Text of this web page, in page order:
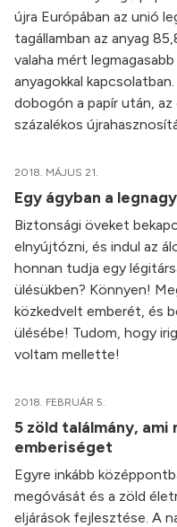
újra Európában az unió
tagállamban az anyag
valaha mért
anyagokkal
dobogón a papír után,
százalékos
2018. MÁJUS 21.
Egy ágyban a
Biztonsági öveket
elnyújtózni, és indul az
honnan tudja egy
ülésükben? Könnyen!
közkedvelt emberét, és
ülésébe! Tudom, hogy
voltam mellette!
2018. FEBRUÁR 5.
5 zöld találmány,
emberiséget
Egyre inkább
megóvását és a zöld
eljárások fejlesztése. A